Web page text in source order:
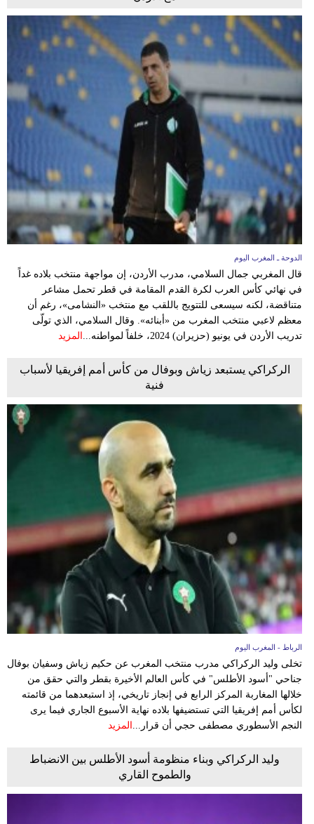
الدوحة ـ المغرب اليوم
قال المغربي جمال السلامي، مدرب الأردن، إن مواجهة منتخب بلاده غداً
في نهائي كأس العرب لكرة القدم المقامة في قطر تحمل مشاعر
متناقضة، لكنه سيسعى للتتويج باللقب مع منتخب «النشامى»، رغم أن
معظم لاعبي منتخب المغرب من «أبنائه». وقال السلامي، الذي تولّى
تدريب الأردن في يونيو (حزيران) 2024، خلفاً لمواطنه...
المزيد
الركراكي يستبعد زياش وبوفال من كأس أمم إفريقيا لأسباب
فنية
الرباط - المغرب اليوم
تخلى وليد الركراكي مدرب منتخب المغرب عن حكيم زياش وسفيان بوفال
جناحي "أسود الأطلس" في كأس العالم الأخيرة بقطر والتي حقق من
خلالها المغاربة المركز الرابع في إنجاز تاريخي، إذ استبعدهما من قائمته
لكأس أمم إفريقيا التي تستضيفها بلاده نهاية الأسبوع الجاري فيما يرى
النجم الأسطوري مصطفى حجي أن قرار... المزيد
وليد الركراكي وبناء منظومة أسود الأطلس بين الانضباط
والطموح القاري